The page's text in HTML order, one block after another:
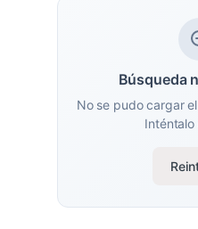
Búsqueda
No se pudo cargar
Inténtalo